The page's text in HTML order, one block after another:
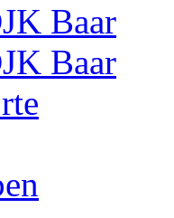
Baar
Baar